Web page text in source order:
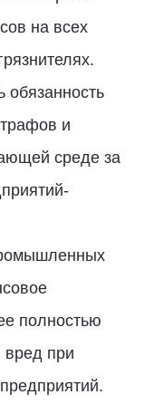
на всех
обязанность
и
среде за
полностью
вред при